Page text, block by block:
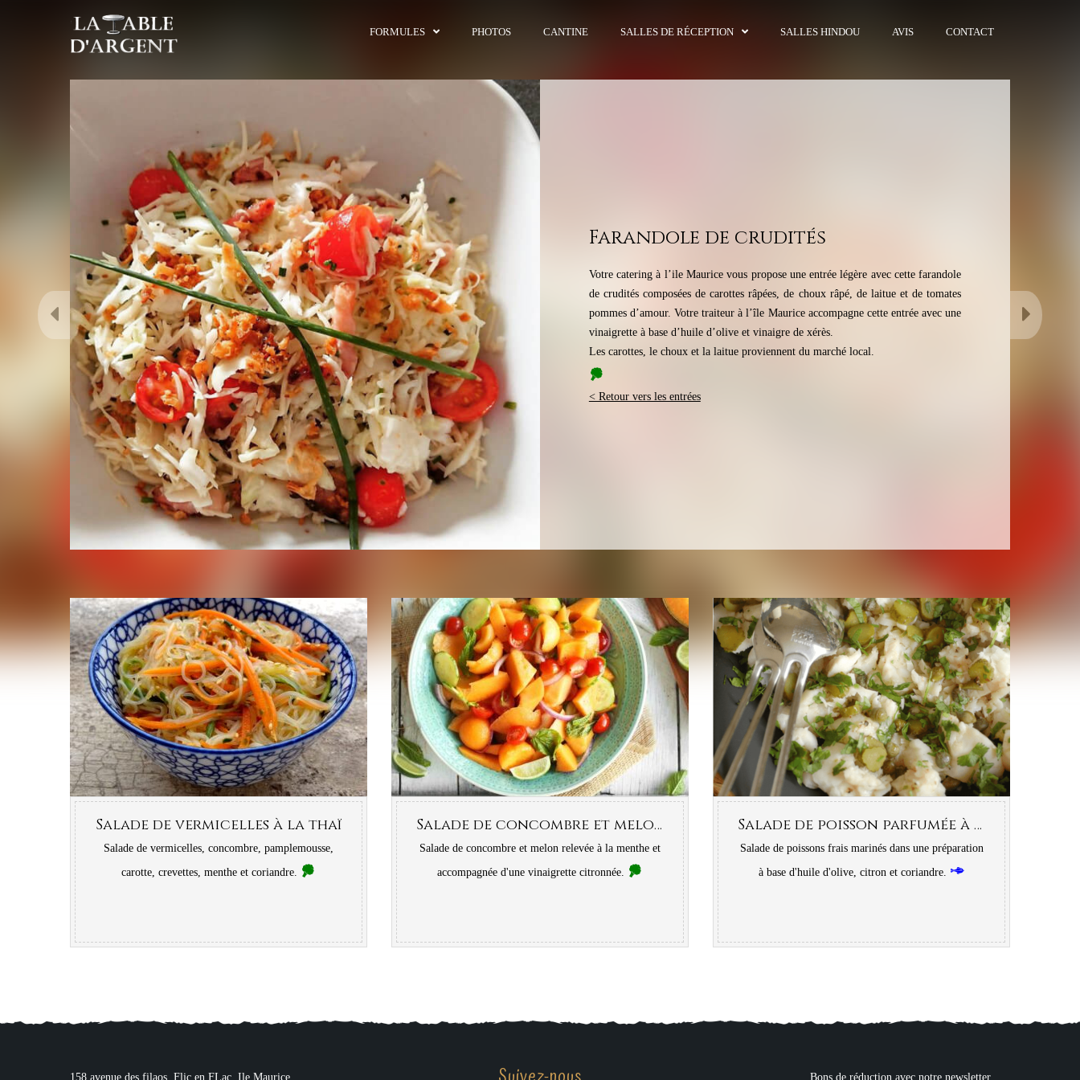
FORMULES PHOTOS CANTINE SALLES DE RÉCEPTION SALLES HINDOU AVIS CONTACT
Farandole de crudités
Votre catering à l’ile Maurice vous propose une entrée légère avec cette farandole
de crudités composées de carottes râpées, de choux râpé, de laitue et de tomates
pommes d’amour. Votre traiteur à l’île Maurice accompagne cette entrée avec une
vinaigrette à base d’huile d’olive et vinaigre de xérès.
Les carottes, le choux et la laitue proviennent du marché local.
< Retour vers les entrées
Salade de vermicelles à la thaï
Salade de vermicelles, concombre, pamplemousse,
carotte, crevettes, menthe et coriandre.
Salade de concombre et melon à la menthe
Salade de concombre et melon relevée à la menthe et
accompagnée d'une vinaigrette citronnée.
Salade de poisson parfumée à la coriandre
Salade de poissons frais marinés dans une préparation
à base d'huile d'olive, citron et coriandre.
158 avenue des filaos, Flic en FLac. Ile Maurice Bons de réduction avec notre newsletter